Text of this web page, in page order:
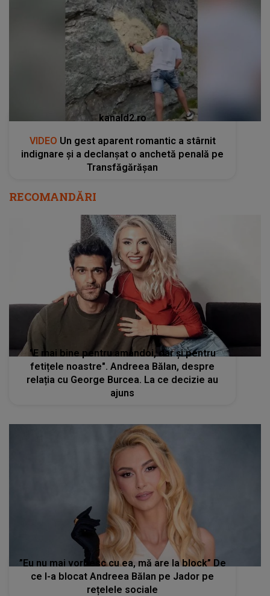
kanald2.ro
VIDEO Un gest aparent romantic a stârnit
indignare și a declanșat o anchetă penală pe
Transfăgărășan
RECOMANDĂRI
"E mai bine pentru amândoi, dar și pentru
fetițele noastre". Andreea Bălan, despre
relația cu George Burcea. La ce decizie au
ajuns
”Eu nu mai vorbesc cu ea, mă are la block” De
ce l-a blocat Andreea Bălan pe Jador pe
rețelele sociale